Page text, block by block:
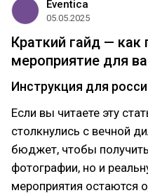
Eventica
05.05.2025
Краткий гайд — как
мероприятие для
Инструкция для
Если вы читаете эту
столкнулись с вечной
бюджет, чтобы
фотографии, но и
мероприятия остаются